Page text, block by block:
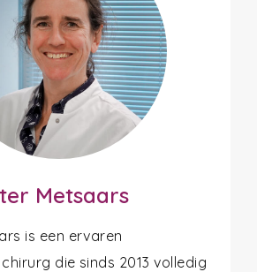
Metsaars
is een ervaren
die sinds 2013 volledig